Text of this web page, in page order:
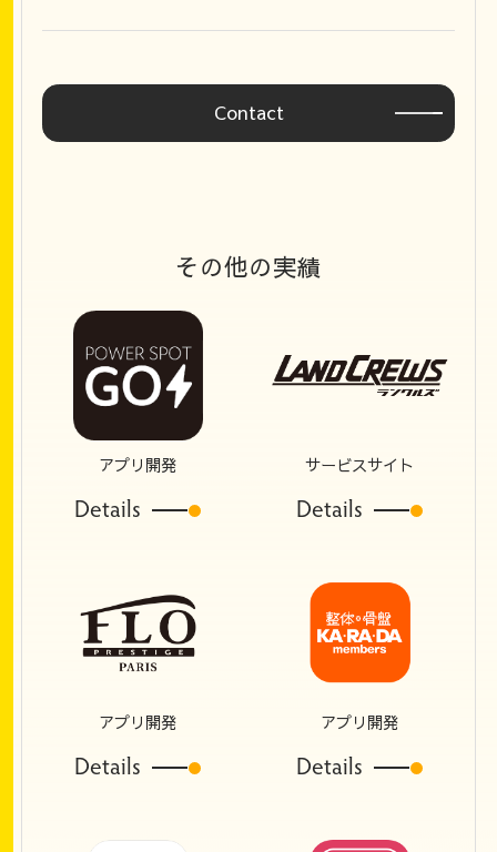
Contact
その他の実績
アプリ開発
Details
サービスサイト
Details
アプリ開発
Details
アプリ開発
Details